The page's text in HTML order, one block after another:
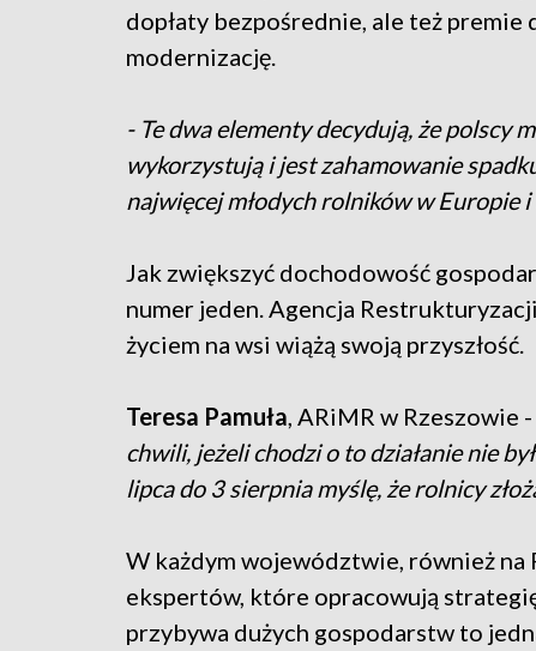
dopłaty bezpośrednie, ale też premie
modernizację.
- Te dwa elementy decydują, że polscy
wykorzystują i jest zahamowanie
najwięcej młodych rolników w Europie
Jak zwiększyć dochodowość
numer jeden. Agencja
życiem na wsi wiążą swoją przyszłość.
Teresa Pamuła , ARiMR w Rzeszowie -
chwili, jeżeli chodzi o to działanie nie
lipca do 3 sierpnia myślę, że rolnicy
W każdym województwie, również
ekspertów, które opracowują
przybywa dużych gospodarstw to